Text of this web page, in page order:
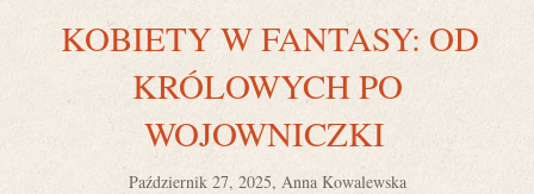
KOBIETY W FANTASY: OD
KRÓLOWYCH PO
WOJOWNICZKI
Październik 27, 2025, Anna Kowalewska